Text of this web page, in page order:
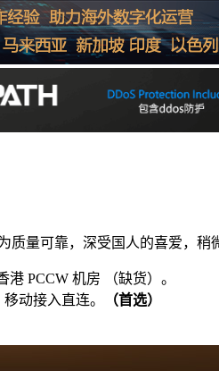
量可靠，深受国人的喜爱，稍
PCCW 机房 （缺货）。
动接入直连。
（首选）